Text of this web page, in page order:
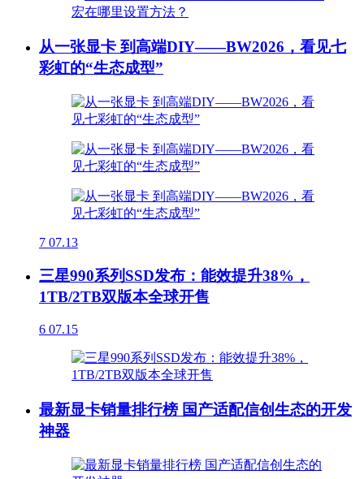
从一张显卡 到高端DIY——BW2026，看见七
彩虹的“生态成型”
7 07.13
三星990系列SSD发布：能效提升38%，
1TB/2TB双版本全球开售
6 07.15
最新显卡销量排行榜 国产适配信创生态的开发
神器